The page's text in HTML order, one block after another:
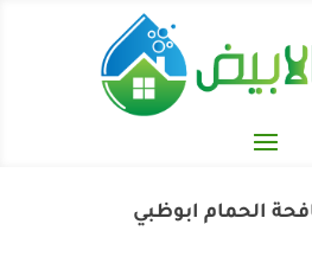
الحمام ابوظبي